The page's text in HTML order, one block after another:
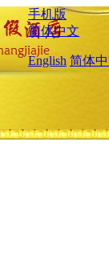
手机版
简体中文
English 简体